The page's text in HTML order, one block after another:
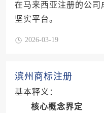
在马来西亚注册的公司
坚实平台。
2026-03-19
滨州商标注册
基本释义：
核心概念界定